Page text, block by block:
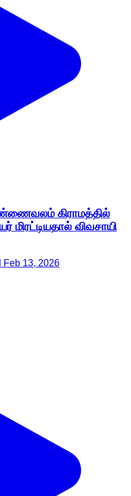
கிராமத்தில்
மிரட்டியதால் விவசாயி
Feb 13, 2026